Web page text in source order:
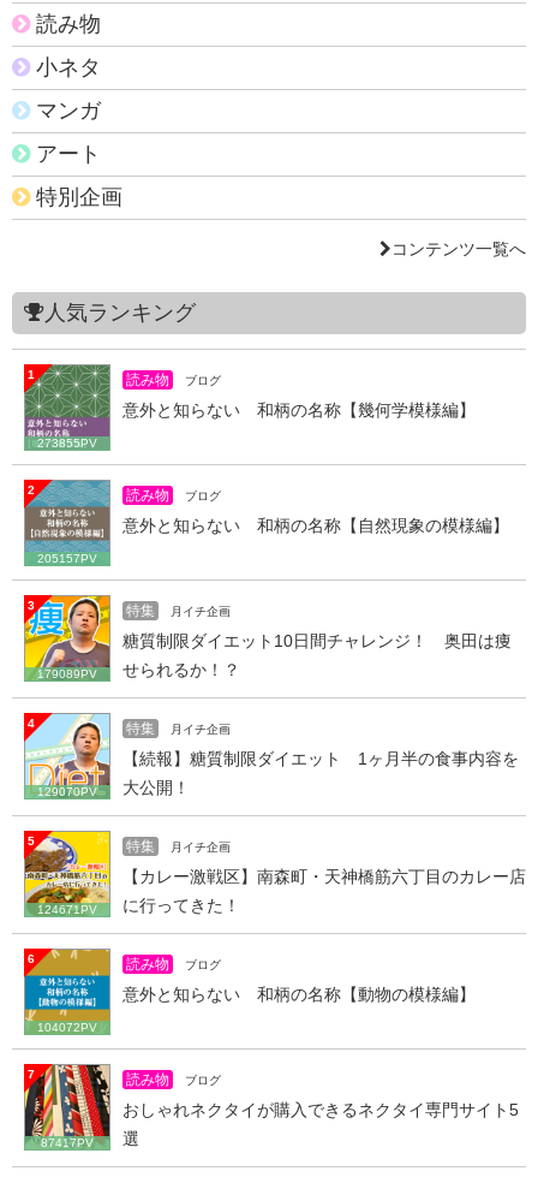
読み物
小ネタ
マンガ
アート
特別企画
コンテンツ一覧へ
人気ランキング
1
273855PV
読み物 ブログ
意外と知らない 和柄の名称【幾何学模様編】
2
205157PV
読み物 ブログ
意外と知らない 和柄の名称【自然現象の模様編】
3
179089PV
特集 月イチ企画
糖質制限ダイエット10日間チャレンジ！ 奥田は痩
せられるか！？
4
129070PV
特集 月イチ企画
【続報】糖質制限ダイエット 1ヶ月半の食事内容を
大公開！
5
124671PV
特集 月イチ企画
【カレー激戦区】南森町・天神橋筋六丁目のカレー店
に行ってきた！
6
104072PV
読み物 ブログ
意外と知らない 和柄の名称【動物の模様編】
7
87417PV
読み物 ブログ
おしゃれネクタイが購入できるネクタイ専門サイト5
選